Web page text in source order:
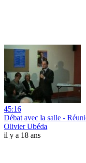
45:16
Débat avec la salle -
Olivier Ubéda
il y a 18 ans